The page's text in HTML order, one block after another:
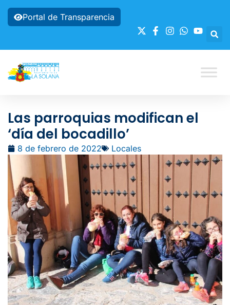
Portal de Transparencia
Las parroquias modifican el
‘día del bocadillo’
8 de febrero de 2022 Locales